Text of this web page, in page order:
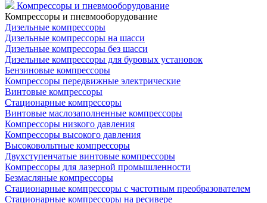
Компрессоры и пневмооборудование
Компрессоры и пневмооборудование
Дизельные компрессоры
Дизельные компрессоры на шасси
Дизельные компрессоры без шасси
Дизельные компрессоры для буровых установок
Бензиновые компрессоры
Компрессоры передвижные электрические
Винтовые компрессоры
Стационарные компрессоры
Винтовые маслозаполненные компрессоры
Компрессоры низкого давления
Компрессоры высокого давления
Высоковольтные компрессоры
Двухступенчатые винтовые компрессоры
Компрессоры для лазерной промышленности
Безмасляные компрессоры
Стационарные компрессоры с частотным преобразователем
Стационарные компрессоры на ресивере